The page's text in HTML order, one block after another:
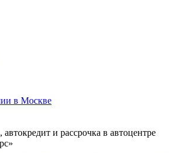
в Москве
и рассрочка в автоцентре